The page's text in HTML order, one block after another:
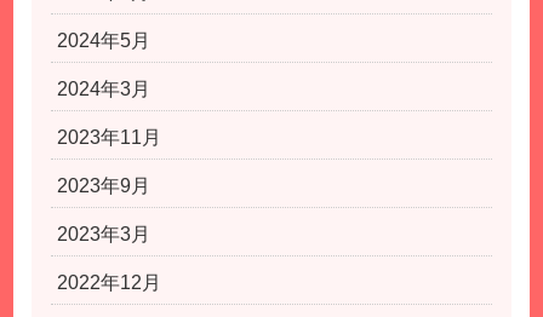
2024年5月
2024年3月
2023年11月
2023年9月
2023年3月
2022年12月